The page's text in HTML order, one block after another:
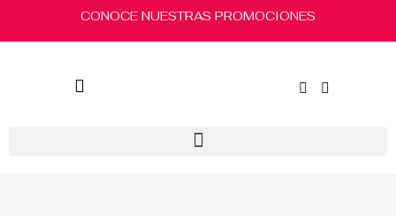
CONOCE NUESTRAS PROMOCIONES